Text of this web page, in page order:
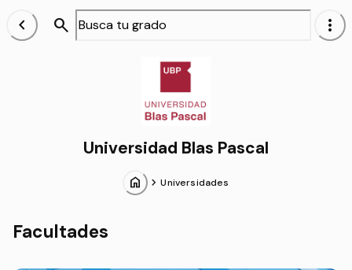
chevron_left search more_vert
Universidad Blas Pascal
home chevron_forwardUniversidades
Facultades